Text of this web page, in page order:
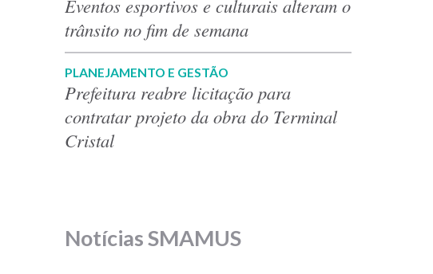
Eventos esportivos e culturais alteram o
trânsito no fim de semana
PLANEJAMENTO E GESTÃO
Prefeitura reabre licitação para
contratar projeto da obra do Terminal
Cristal
Notícias SMAMUS